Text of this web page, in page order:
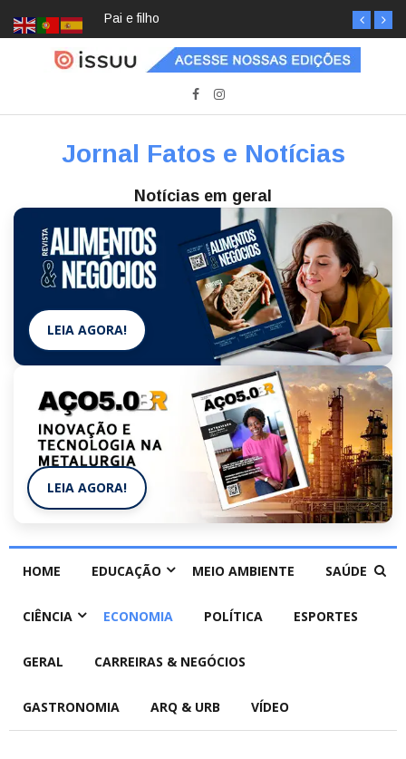
Pai e filho
Jornal Fatos e Notícias
Notícias em geral
LEIA AGORA!
LEIA AGORA!
HOME EDUCAÇÃO MEIO AMBIENTE SAÚDE
CIÊNCIA ECONOMIA POLÍTICA ESPORTES
GERAL CARREIRAS & NEGÓCIOS
GASTRONOMIA ARQ & URB VÍDEO